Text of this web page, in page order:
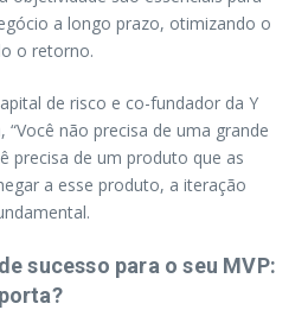
a longo prazo, otimizando o
o retorno.
de risco e co-fundador da Y
“Você não precisa de uma grande
precisa de um produto que as
a esse produto, a iteração
sucesso para o seu MVP: